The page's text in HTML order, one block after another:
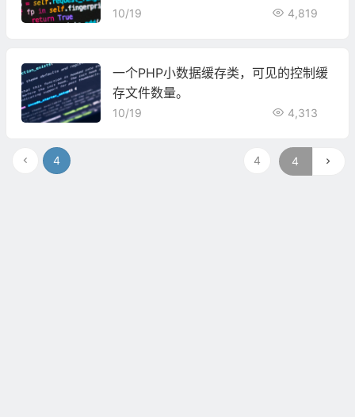
10/19 4,819
一个PHP小数据缓存类，可见的控制缓
存文件数量。
10/19 4,313
4
4